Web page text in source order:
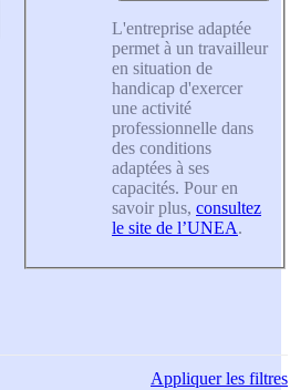
L'entreprise adaptée
permet à un travailleur
en situation de
handicap d'exercer
une activité
professionnelle dans
des conditions
adaptées à ses
capacités. Pour en
savoir plus, consultez
le site de l’UNEA.
Appliquerles filtres